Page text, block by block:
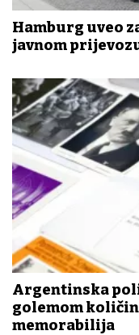
Hamburg uveo
javnom
Argentinska
golemom
memorabilija